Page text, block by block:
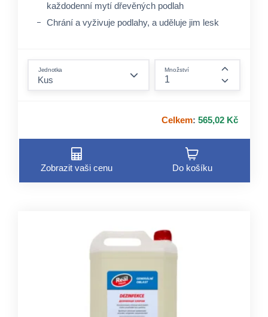
každodenní mytí dřevěných podlah
Chrání a vyživuje podlahy, a uděluje jim lesk
Jednotka Množství
Celkem: 565,02 Kč
Zobrazit vaši cenu Do košíku